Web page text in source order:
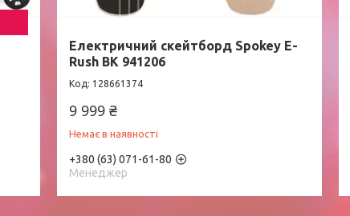
Електричний cкейтборд Spokey E-
Rush BK 941206
128661374
9 999 ₴
Немає в наявності
+380 (63) 071-61-80
Менеджер